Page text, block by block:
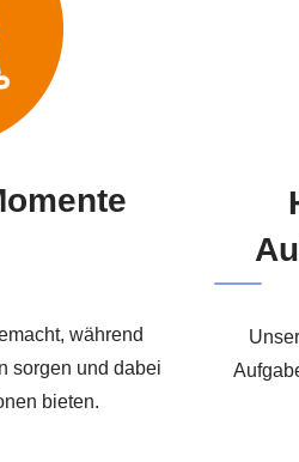
während
sorgen und dabei
bieten.